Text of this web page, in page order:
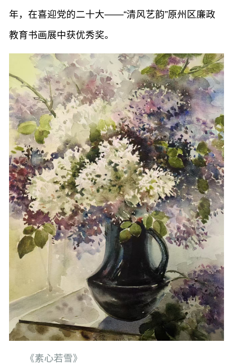
年，在喜迎党的二十大——“清风艺韵”原州区廉政
教育书画展中获优秀奖。
​《素心若雪》